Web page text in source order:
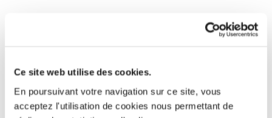
Ce site web utilise des cookies.
En poursuivant votre navigation sur ce site, vous
acceptez l'utilisation de cookies nous permettant de